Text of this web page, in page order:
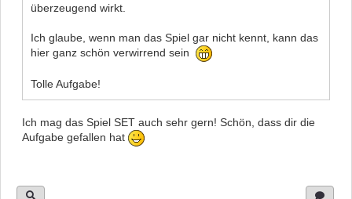
überzeugend wirkt.
Ich glaube, wenn man das Spiel gar nicht kennt, kann das
hier ganz schön verwirrend sein
Tolle Aufgabe!
Ich mag das Spiel SET auch sehr gern! Schön, dass dir die
Aufgabe gefallen hat